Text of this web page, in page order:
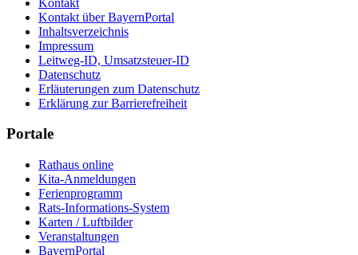
Kontakt über BayernPortal
Inhaltsverzeichnis
Impressum
Leitweg-ID, Umsatzsteuer-ID
Datenschutz
Erläuterungen zum Datenschutz
Erklärung zur Barrierefreiheit
Portale
Rathaus online
Kita-Anmeldungen
Ferienprogramm
Rats-Informations-System
Karten / Luftbilder
Veranstaltungen
BayernPortal